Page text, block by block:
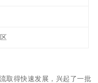
取得快速发展，兴起了一批